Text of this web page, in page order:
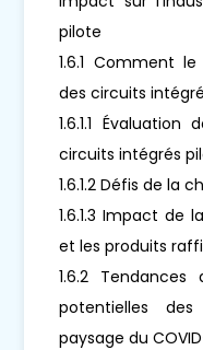
pilote
1.6.1 Comment
des circuits
1.6.1.1
circuits intégrés
1.6.1.2 Défis de la
1.6.1.3 Impact de
et les produits
1.6.2
potentielles
paysage du